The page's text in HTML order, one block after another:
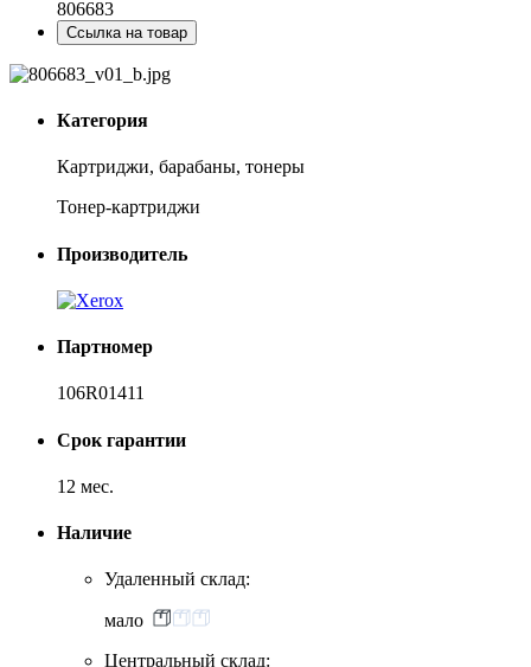
806683
Ссылка на товар
Категория
Картриджи, барабаны, тонеры
Тонер-картриджи
Производитель
Партномер
106R01411
Срок гарантии
12 мес.
Наличие
Удаленный склад:
мало
Центральный склад: